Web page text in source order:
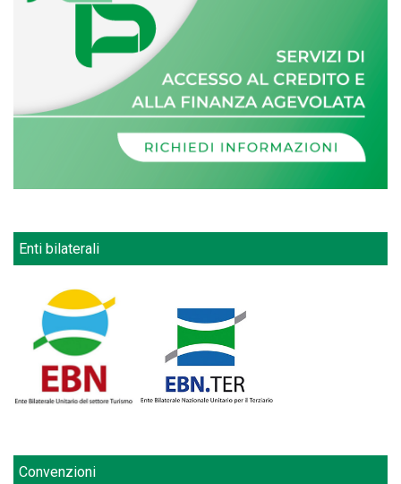
Enti bilaterali
Convenzioni